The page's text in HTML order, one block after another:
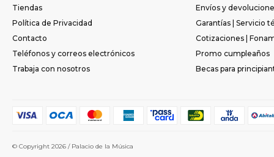
Tiendas
Política de Privacidad
Contacto
Teléfonos y correos electrónicos
Trabaja con nosotros
Envíos y
Garantías | Servicio
Cotizaciones |
Promo cumpleaños
Becas para
© Copyright 2026 / Palacio de la Música